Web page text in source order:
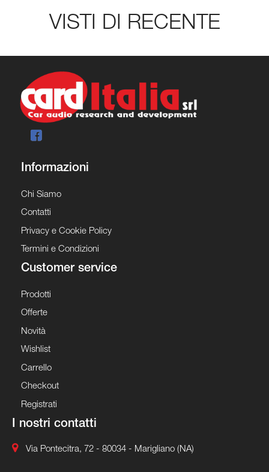
VISTI DI RECENTE
Informazioni
Chi Siamo
Contatti
Privacy e Cookie Policy
Termini e Condizioni
Customer service
Prodotti
Offerte
Novità
Wishlist
Carrello
Checkout
Registrati
I nostri contatti
Via Pontecitra, 72 - 80034 - Marigliano (NA)